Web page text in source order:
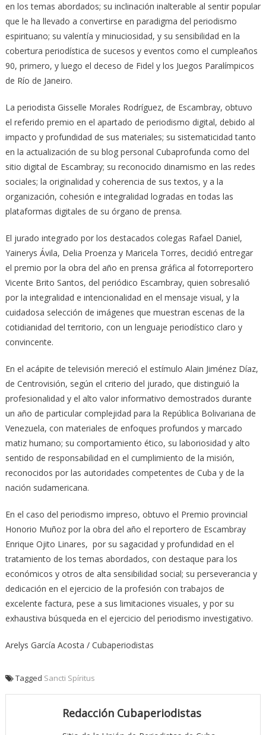
en los temas abordados; su inclinación inalterable al sentir popular
que le ha llevado a convertirse en paradigma del periodismo
espirituano; su valentía y minuciosidad, y su sensibilidad en la
cobertura periodística de sucesos y eventos como el cumpleaños
90, primero, y luego el deceso de Fidel y los Juegos Paralímpicos
de Río de Janeiro.
La periodista Gisselle Morales Rodríguez, de Escambray, obtuvo
el referido premio en el apartado de periodismo digital, debido al
impacto y profundidad de sus materiales; su sistematicidad tanto
en la actualización de su blog personal Cubaprofunda como del
sitio digital de Escambray; su reconocido dinamismo en las redes
sociales; la originalidad y coherencia de sus textos, y a la
organización, cohesión e integralidad logradas en todas las
plataformas digitales de su órgano de prensa.
El jurado integrado por los destacados colegas Rafael Daniel,
Yainerys Ávila, Delia Proenza y Maricela Torres, decidió entregar
el premio por la obra del año en prensa gráfica al fotorreportero
Vicente Brito Santos, del periódico Escambray, quien sobresalió
por la integralidad e intencionalidad en el mensaje visual, y la
cuidadosa selección de imágenes que muestran escenas de la
cotidianidad del territorio, con un lenguaje periodístico claro y
convincente.
En el acápite de televisión mereció el estímulo Alain Jiménez Díaz,
de Centrovisión, según el criterio del jurado, que distinguió la
profesionalidad y el alto valor informativo demostrados durante
un año de particular complejidad para la República Bolivariana de
Venezuela, con materiales de enfoques profundos y marcado
matiz humano; su comportamiento ético, su laboriosidad y alto
sentido de responsabilidad en el cumplimiento de la misión,
reconocidos por las autoridades competentes de Cuba y de la
nación sudamericana.
En el caso del periodismo impreso, obtuvo el Premio provincial
Honorio Muñoz por la obra del año el reportero de Escambray
Enrique Ojito Linares, por su sagacidad y profundidad en el
tratamiento de los temas abordados, con destaque para los
económicos y otros de alta sensibilidad social; su perseverancia y
dedicación en el ejercicio de la profesión con trabajos de
excelente factura, pese a sus limitaciones visuales, y por su
exhaustiva búsqueda en el ejercicio del periodismo investigativo.
Arelys García Acosta / Cubaperiodistas
Tagged Sancti Spíritus
Redacción Cubaperiodistas